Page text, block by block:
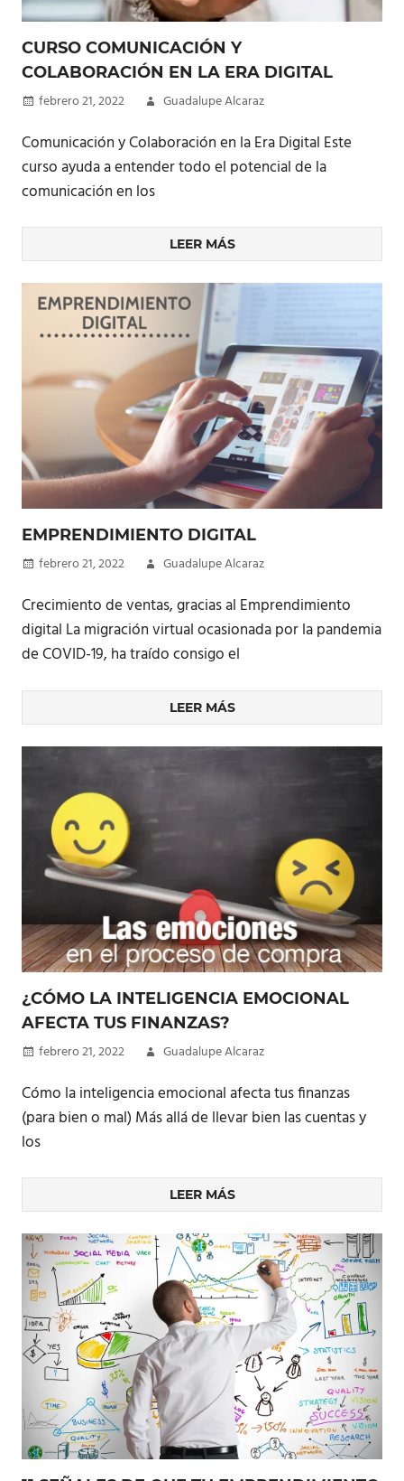
CURSO COMUNICACIÓN Y
COLABORACIÓN EN LA ERA DIGITAL
febrero 21, 2022 Guadalupe Alcaraz
Comunicación y Colaboración en la Era Digital Este
curso ayuda a entender todo el potencial de la
comunicación en los
LEER MÁS
EMPRENDIMIENTO DIGITAL
febrero 21, 2022 Guadalupe Alcaraz
Crecimiento de ventas, gracias al Emprendimiento
digital La migración virtual ocasionada por la pandemia
de COVID-19, ha traído consigo el
LEER MÁS
¿CÓMO LA INTELIGENCIA EMOCIONAL
AFECTA TUS FINANZAS?
febrero 21, 2022 Guadalupe Alcaraz
Cómo la inteligencia emocional afecta tus finanzas
(para bien o mal) Más allá de llevar bien las cuentas y
los
LEER MÁS